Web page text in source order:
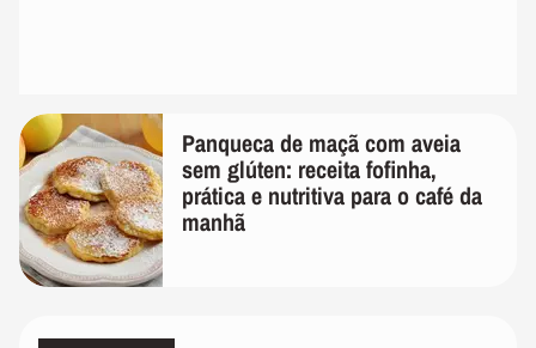
Panqueca de maçã com aveia
sem glúten: receita fofinha,
prática e nutritiva para o café da
manhã